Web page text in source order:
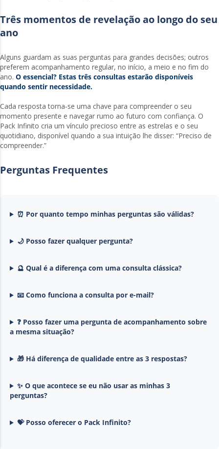
Três momentos de revelação ao longo do seu
ano
Alguns guardam as suas perguntas para grandes decisões; outros
preferem acompanhamento regular, no início, a meio e no fim do
ano. O essencial? Estas três consultas estarão disponíveis
quando sentir necessidade.
Cada resposta torna‑se uma chave para compreender o seu
momento presente e navegar rumo ao futuro com confiança. O
Pack Infinito cria um vínculo precioso entre as estrelas e o seu
quotidiano, disponível quando a sua intuição lhe disser: “Preciso de
compreender.”
Perguntas Frequentes
⏰ Por quanto tempo minhas perguntas são válidas?
🌙 Posso fazer qualquer pergunta?
🔮 Qual é a diferença com uma consulta clássica?
📧 Como funciona a consulta por e-mail?
❓ Posso fazer uma pergunta de acompanhamento sobre
a mesma situação?
🎁 Há diferença de qualidade entre as 3 respostas?
✨ O que acontece se eu não usar as minhas 3
perguntas?
💝 Posso oferecer o Pack Infinito?